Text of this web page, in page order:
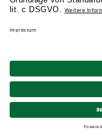
Fakultäten